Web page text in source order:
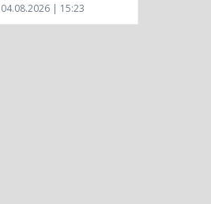
04.08.2026 | 15:23